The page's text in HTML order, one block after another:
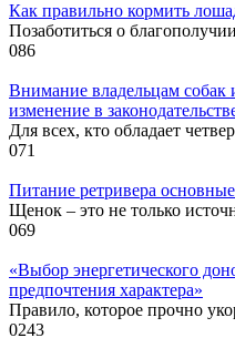
Как правильно кормить
Позаботиться о
086
Внимание владельцам
изменение в
Для всех, кто обладает
071
Питание ретривера
Щенок – это не только
069
«Выбор энергетического
предпочтения характера»
Правило, которое прочно
0243